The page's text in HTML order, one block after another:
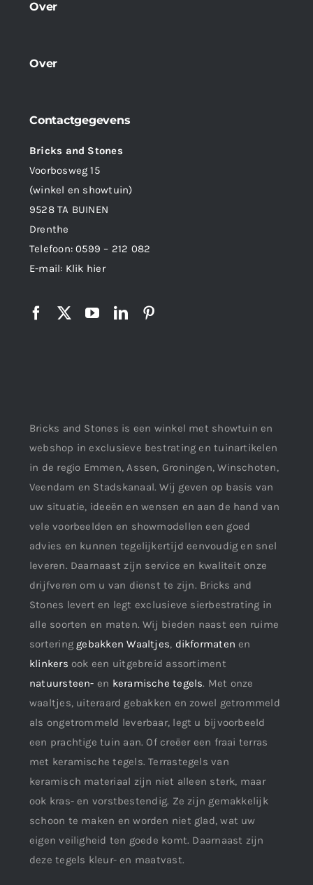
Over
Over
Contactgegevens
Bricks and Stones
Voorbosweg 15
(winkel en showtuin)
9528 TA BUINEN
Drenthe
Telefoon:0599 – 212 082
E-mail: Klik hier
Bricks and Stones is een winkel met showtuin en
webshop in exclusieve bestrating en tuinartikelen
in de regio Emmen, Assen, Groningen, Winschoten,
Veendam en Stadskanaal. Wij geven op basis van
uw situatie, ideeën en wensen en aan de hand van
vele voorbeelden en showmodellen een goed
advies en kunnen tegelijkertijd eenvoudig en snel
leveren. Daarnaast zijn service en kwaliteit onze
drijfveren om u van dienst te zijn. Bricks and
Stones levert en legt exclusieve sierbestrating in
alle soorten en maten. Wij bieden naast een ruime
sortering gebakken Waaltjes, dikformaten en
klinkers ook een uitgebreid assortiment
natuursteen- en keramische tegels. Met onze
waaltjes, uiteraard gebakken en zowel getrommeld
als ongetrommeld leverbaar, legt u bijvoorbeeld
een prachtige tuin aan. Of creëer een fraai terras
met keramische tegels. Terrastegels van
keramisch materiaal zijn niet alleen sterk, maar
ook kras- en vorstbestendig. Ze zijn gemakkelijk
schoon te maken en worden niet glad, wat uw
eigen veiligheid ten goede komt. Daarnaast zijn
deze tegels kleur- en maatvast.